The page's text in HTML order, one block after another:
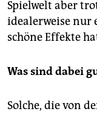
Spielwelt aber
idealerweise nur
schöne Effekte
Was sind dabei
Solche, die von